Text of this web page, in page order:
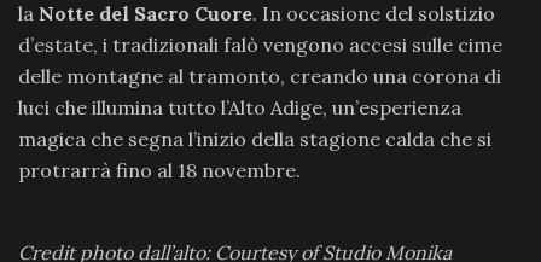
la Notte del Sacro Cuore. In occasione del solstizio
d’estate, i tradizionali falò vengono accesi sulle cime
delle montagne al tramonto, creando una corona di
luci che illumina tutto l’Alto Adige, un’esperienza
magica che segna l’inizio della stagione calda che si
protrarrà fino al 18 novembre.
Credit photo dall’alto: Courtesy of Studio Monika